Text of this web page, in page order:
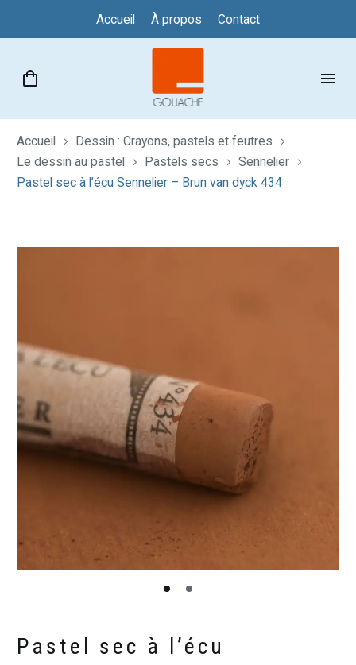
Accueil À propos Contact
Accueil
Dessin : Crayons, pastels et feutres
Le dessin au pastel
Pastels secs
Sennelier
Pastel sec à l’écu Sennelier – Brun van dyck 434
Pastel sec à l’écu